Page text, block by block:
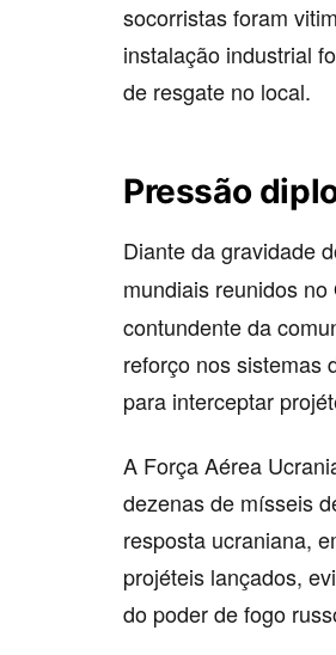
socorristas foram
instalação industrial
de resgate no local.
Pressão
Diante da gravidade
mundiais reunidos no
contundente da
reforço nos sistemas
para interceptar
A Força Aérea
dezenas de mísseis
resposta ucraniana,
projéteis lançados,
do poder de fogo